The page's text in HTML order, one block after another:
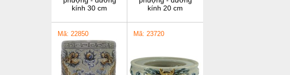
kính 30 cm
kính 20 cm
Mã: 22850 Mã: 23720